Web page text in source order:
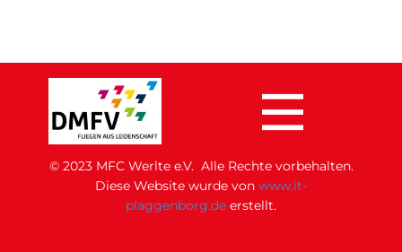
© 2023 MFC Werlte e.V. Alle Rechte vorbehalten.
Di​ese Website wurde von www.it-
plaggenborg.de erstellt.